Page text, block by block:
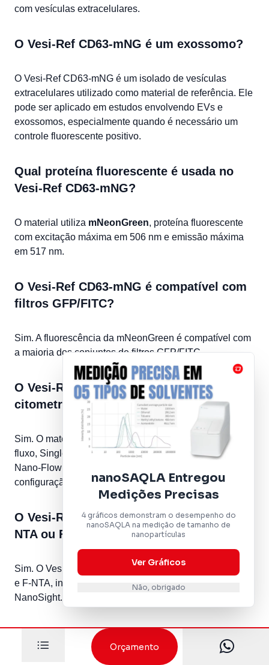
nanoSAQLA Entregou
Medições Precisas
4 gráficos demonstram o desempenho do
nanoSAQLA na medição de tamanho de
nanopartículas
Ver Gráficos
Não, obrigado
com vesículas extracelulares.
O Vesi-Ref CD63-mNG é um exossomo?
O Vesi-Ref CD63-mNG é um isolado de vesículas
extracelulares utilizado como material de referência. Ele
pode ser aplicado em estudos envolvendo EVs e
exossomos, especialmente quando é necessário um
controle fluorescente positivo.
Qual proteína fluorescente é usada no
Vesi-Ref CD63-mNG?
O material utiliza mNeonGreen, proteína fluorescente
com excitação máxima em 506 nm e emissão máxima
em 517 nm.
O Vesi-Ref CD63-mNG é compatível com
filtros GFP/FITC?
Sim. A fluorescência da mNeonGreen é compatível com
a maioria dos conjuntos de filtros GFP/FITC.
O Vesi-Ref CD63-mNG pode ser usado em
citometria de fluxo?
Sim. O material pode ser utilizado em citometria de
fluxo, Single EV Imaging Flow Cytometry, FACS e
Nano-Flow Cytometry, desde que o instrumento possua
configuração adequada de laser e detector.
O Vesi-Ref CD63-mNG pode ser usado em
NTA ou F-NTA?
Sim. O Vesi-Ref CD63-mNG pode ser avaliado por NTA
e F-NTA, incluindo plataformas como ZetaView e
NanoSight.
Qual marcador de EV está presente no
Vesi-Ref CD63-mNG?
Orçamento